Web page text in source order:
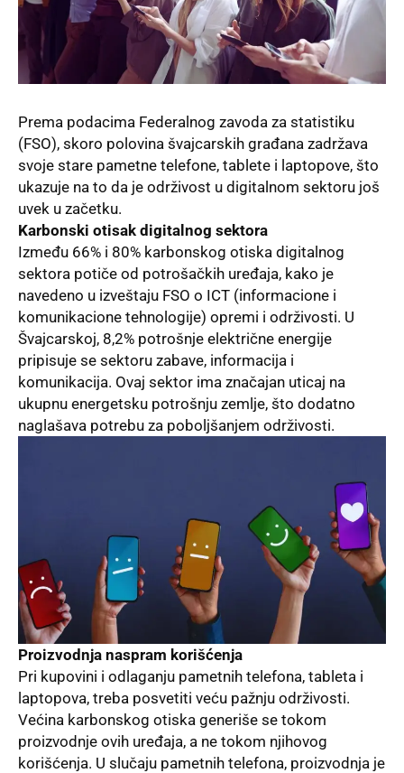
Prema podacima Federalnog zavoda za statistiku
(FSO), skoro polovina švajcarskih građana zadržava
svoje stare pametne telefone, tablete i laptopove, što
ukazuje na to da je održivost u digitalnom sektoru još
uvek u začetku.
Karbonski otisak digitalnog sektora
Između 66% i 80% karbonskog otiska digitalnog
sektora potiče od potrošačkih uređaja, kako je
navedeno u izveštaju FSO o ICT (informacione i
komunikacione tehnologije) opremi i održivosti. U
Švajcarskoj, 8,2% potrošnje električne energije
pripisuje se sektoru zabave, informacija i
komunikacija. Ovaj sektor ima značajan uticaj na
ukupnu energetsku potrošnju zemlje, što dodatno
naglašava potrebu za poboljšanjem održivosti.
Proizvodnja naspram korišćenja
Pri kupovini i odlaganju pametnih telefona, tableta i
laptopova, treba posvetiti veću pažnju održivosti.
Većina karbonskog otiska generiše se tokom
proizvodnje ovih uređaja, a ne tokom njihovog
korišćenja. U slučaju pametnih telefona, proizvodnja je